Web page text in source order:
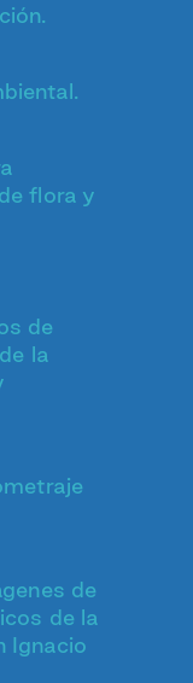
flora y
de
la
de
de la
Ignacio